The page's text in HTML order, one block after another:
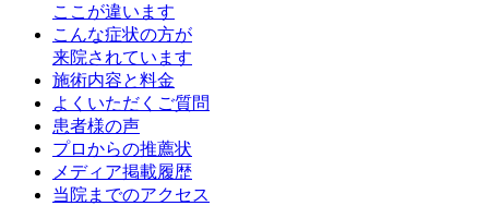
ここが違います
こんな症状の方が
来院されています
施術内容と料金
よくいただくご質問
患者様の声
プロからの推薦状
メディア掲載履歴
当院までのアクセス